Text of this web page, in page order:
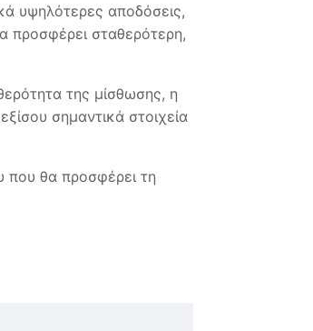
υψηλότερες αποδόσεις,
προσφέρει σταθερότερη,
της μίσθωσης, η
σημαντικά στοιχεία
που θα προσφέρει τη